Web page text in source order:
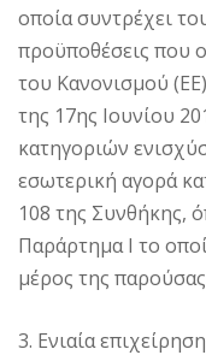
οποία συντρέχει
προϋποθέσεις που
του Κανονισμού
της 17ης Ιουνίου
κατηγοριών
εσωτερική αγορά
108 της Συνθήκης,
Παράρτημα Ι το
μέρος της
3. Ενιαία